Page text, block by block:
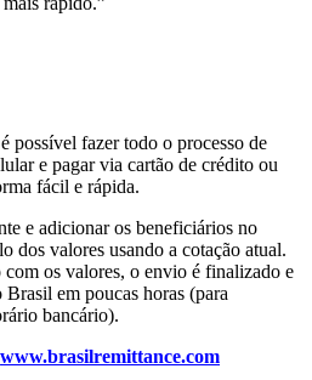
possível fazer todo o processo de
e pagar via cartão de crédito ou
fácil e rápida.
e adicionar os beneficiários no
dos valores usando a cotação atual.
com os valores, o envio é finalizado e
em poucas horas (para
bancário).
www.brasilremittance.com